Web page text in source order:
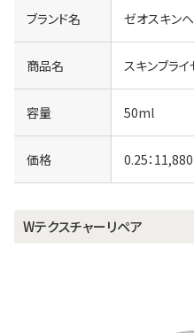
ブランド名 ゼオスキン
商品名 スキンブラ
容量 50ml
価格 0.25：
Wテクスチャーリペア